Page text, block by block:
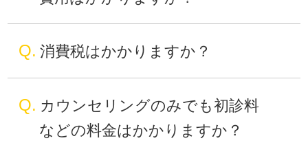
Q. 消費税はかかりますか？
Q. カウンセリングのみでも初診料
などの料金はかかりますか？